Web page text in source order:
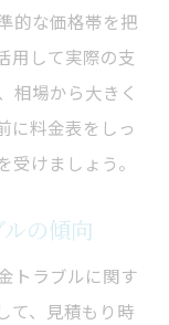
的な価格帯を把
用して実際の支
相場から大きく
に料金表をしっ
けましょう。
の傾向
トラブルに関す
て、見積もり時